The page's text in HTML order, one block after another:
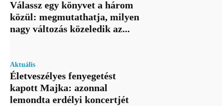
Válassz egy könyvet a három
közül: megmutathatja, milyen
nagy változás közeledik az...
Aktuális
Életveszélyes fenyegetést
kapott Majka: azonnal
lemondta erdélyi koncertjét